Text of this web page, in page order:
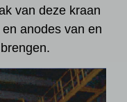
van deze kraan
anodes van en